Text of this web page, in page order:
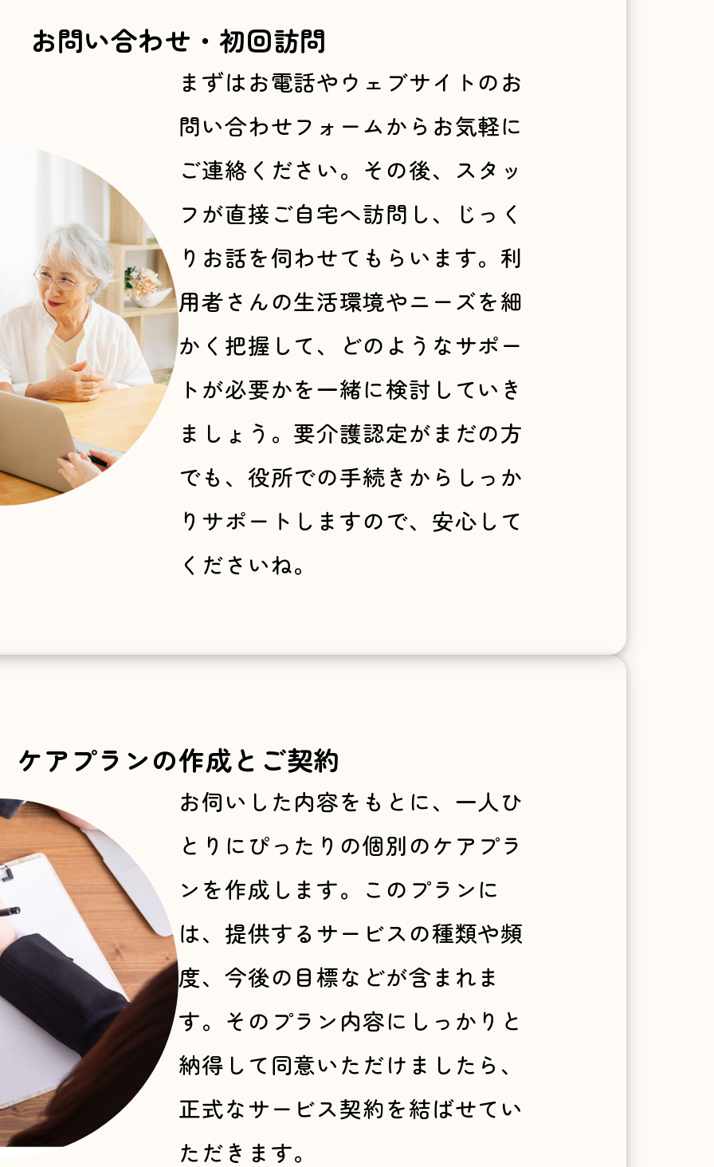
お問い合わせ・初回訪問
まずはお電話やウェブサイトのお
問い合わせフォームからお気軽に
ご連絡ください。その後、スタッ
フが直接ご自宅へ訪問し、じっく
りお話を伺わせてもらいます。利
用者さんの生活環境やニーズを細
かく把握して、どのようなサポー
トが必要かを一緒に検討していき
ましょう。要介護認定がまだの方
でも、役所での手続きからしっか
りサポートしますので、安心して
くださいね。
ケアプランの作成とご契約
お伺いした内容をもとに、一人ひ
とりにぴったりの個別のケアプラ
ンを作成します。このプランに
は、提供するサービスの種類や頻
度、今後の目標などが含まれま
す。そのプラン内容にしっかりと
納得して同意いただけましたら、
正式なサービス契約を結ばせてい
ただきます。